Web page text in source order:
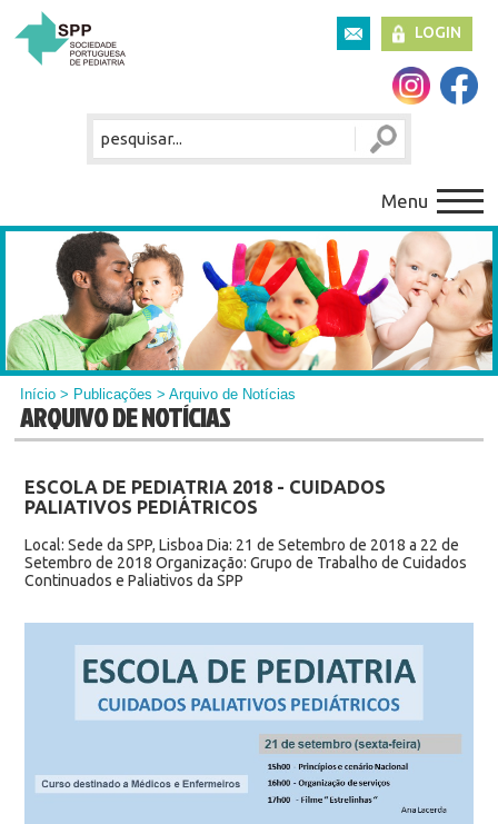
LOGIN
Menu
Início > Publicações > Arquivo de Notícias
ARQUIVO DE NOTÍCIAS
ESCOLA DE PEDIATRIA 2018 - CUIDADOS
PALIATIVOS PEDIÁTRICOS
Local: Sede da SPP, Lisboa Dia: 21 de Setembro de 2018 a 22 de
Setembro de 2018 Organização: Grupo de Trabalho de Cuidados
Continuados e Paliativos da SPP